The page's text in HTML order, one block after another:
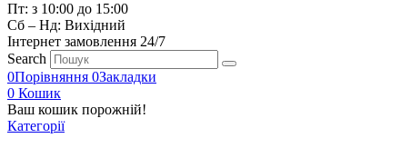
Пт: з 10:00 до 15:00
Сб – Нд: Вихідний
Інтернет замовлення 24/7
Search
0Порівняння 0Закладки
0 Кошик
Ваш кошик порожній!
Категорії